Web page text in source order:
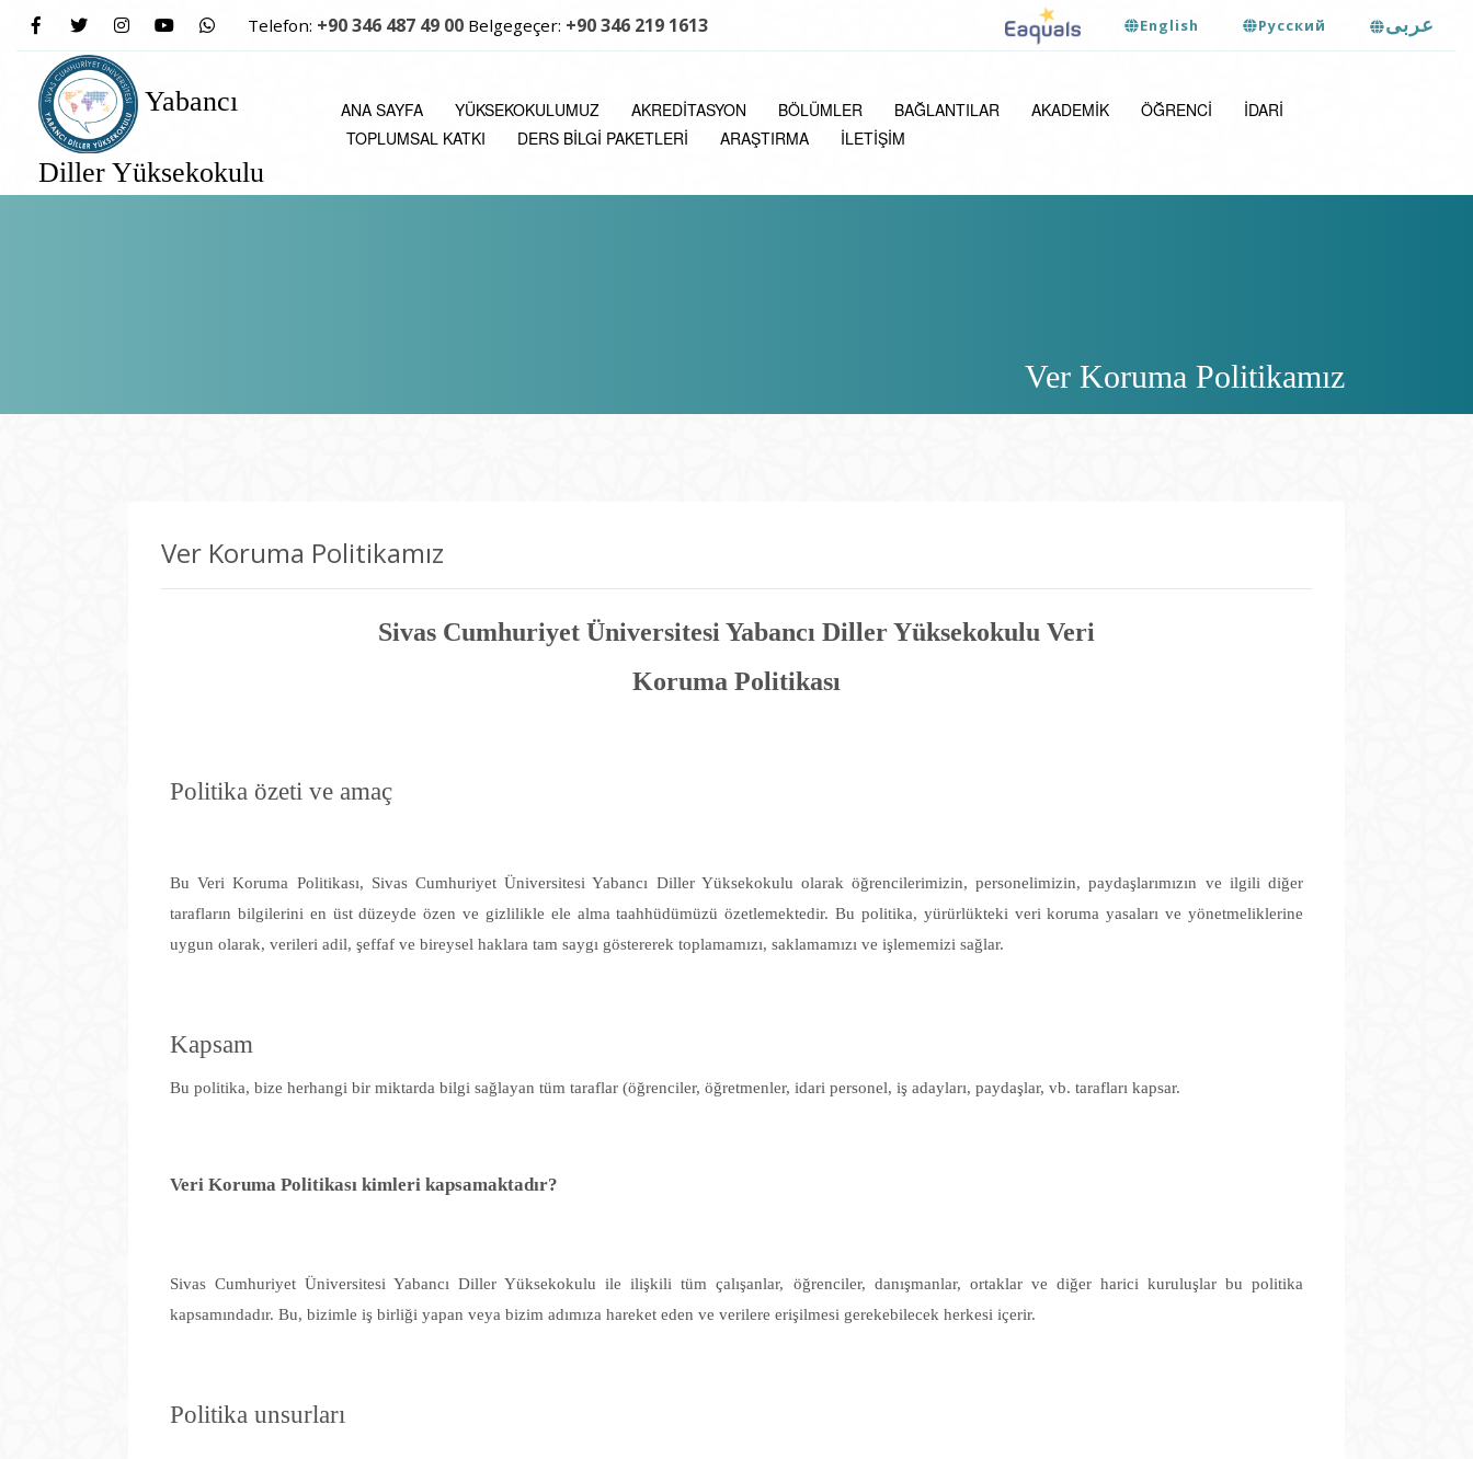
Telefon: +90 346 487 49 00 Belgegeçer: +90 346 219 1613 English Pусский عربى
Yabancı
Diller Yüksekokulu
ANA SAYFA YÜKSEKOKULUMUZ AKREDITASYON BÖLÜMLER BAĞLANTILAR AKADEMIK ÖĞRENCI
İDARI
TOPLUMSAL KATKI
DERS BILGI PAKETLERI ARAŞTIRMA İLETIŞIM
Ver Koruma Politikamız
Ver Koruma Politikamız
Sivas Cumhuriyet Üniversitesi Yabancı Diller Yüksekokulu Veri
Koruma Politikası
Politika özeti ve amaç
Bu Veri Koruma Politikası, Sivas Cumhuriyet Üniversitesi Yabancı Diller Yüksekokulu olarak öğrencilerimizin, personelimizin, paydaşlarımızın ve ilgili diğer
tarafların bilgilerini en üst düzeyde özen ve gizlilikle ele alma taahhüdümüzü özetlemektedir. Bu politika, yürürlükteki veri koruma yasaları ve yönetmeliklerine
uygun olarak, verileri adil, şeffaf ve bireysel haklara tam saygı göstererek toplamamızı, saklamamızı ve işlememizi sağlar.
Kapsam
Bu politika, bize herhangi bir miktarda bilgi sağlayan tüm taraflar (öğrenciler, öğretmenler, idari personel, iş adayları, paydaşlar, vb. tarafları kapsar.
Veri Koruma Politikası kimleri kapsamaktadır?
Sivas Cumhuriyet Üniversitesi Yabancı Diller Yüksekokulu ile ilişkili tüm çalışanlar, öğrenciler, danışmanlar, ortaklar ve diğer harici kuruluşlar bu politika
kapsamındadır. Bu, bizimle iş birliği yapan veya bizim adımıza hareket eden ve verilere erişilmesi gerekebilecek herkesi içerir.
Politika unsurları